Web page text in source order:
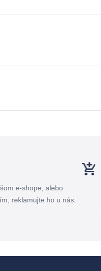
e-shope, alebo
reklamujte ho u nás.